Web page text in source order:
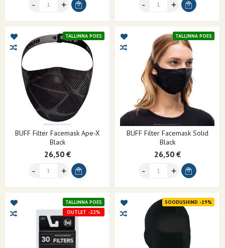
TALLINNA POES
BUFF Filter Facemask Ape-X
Black
26,50 €
TALLINNA POES
BUFF Filter Facemask Solid
Black
26,50 €
TALLINNA POES
OUTLET -22%
SOODUSHIND -19%